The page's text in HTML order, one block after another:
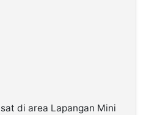
di area Lapangan Mini